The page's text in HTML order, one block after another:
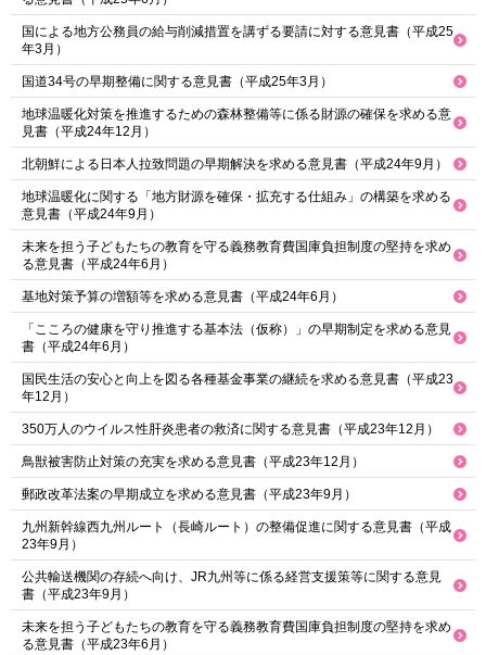
国による地方公務員の給与削減措置を講ずる要請に対する意見書（平成25
年3月）
国道34号の早期整備に関する意見書（平成25年3月）
地球温暖化対策を推進するための森林整備等に係る財源の確保を求める意
見書（平成24年12月）
北朝鮮による日本人拉致問題の早期解決を求める意見書（平成24年9月）
地球温暖化に関する「地方財源を確保・拡充する仕組み」の構築を求める
意見書（平成24年9月）
未来を担う子どもたちの教育を守る義務教育費国庫負担制度の堅持を求め
る意見書（平成24年6月）
基地対策予算の増額等を求める意見書（平成24年6月）
「こころの健康を守り推進する基本法（仮称）」の早期制定を求める意見
書（平成24年6月）
国民生活の安心と向上を図る各種基金事業の継続を求める意見書（平成23
年12月）
350万人のウイルス性肝炎患者の救済に関する意見書（平成23年12月）
鳥獣被害防止対策の充実を求める意見書（平成23年12月）
郵政改革法案の早期成立を求める意見書（平成23年9月）
九州新幹線西九州ルート（長崎ルート）の整備促進に関する意見書（平成
23年9月）
公共輸送機関の存続へ向け、JR九州等に係る経営支援策等に関する意見
書（平成23年9月）
未来を担う子どもたちの教育を守る義務教育費国庫負担制度の堅持を求め
る意見書（平成23年6月）